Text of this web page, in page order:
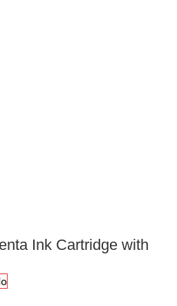
Ink Cartridge with